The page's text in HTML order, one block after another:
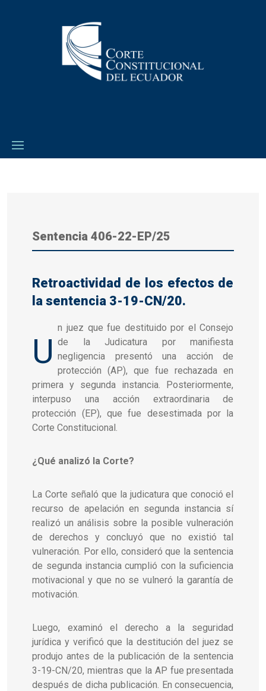
Sentencia 406-22-EP/25
Retroactividad de los efectos de
la sentencia 3-19-CN/20.
U
n juez que fue destituido por el Consejo
de la Judicatura por manifiesta
negligencia presentó una acción de
protección (AP), que fue rechazada en
primera y segunda instancia. Posteriormente,
interpuso una acción extraordinaria de
protección (EP), que fue desestimada por la
Corte Constitucional.
¿Qué analizó la Corte?
La Corte señaló que la judicatura que conoció el
recurso de apelación en segunda instancia sí
realizó un análisis sobre la posible vulneración
de derechos y concluyó que no existió tal
vulneración. Por ello, consideró que la sentencia
de segunda instancia cumplió con la suficiencia
motivacional y que no se vulneró la garantía de
motivación.
Luego, examinó el derecho a la seguridad
jurídica y verificó que la destitución del juez se
produjo antes de la publicación de la sentencia
3-19-CN/20, mientras que la AP fue presentada
después de dicha publicación. En consecuencia,